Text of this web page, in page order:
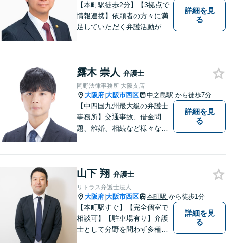
【本町駅徒歩2分】【3拠点で
情報連携】依頼者の方々に満
足していただく弁護活動がモ
す。お細いごとがあればまず
はご相談ください！【初回相
談無料】
詳細を見
る
露木 崇人 弁護士
岡野法律事務所 大阪支店
大阪府|大阪市西区 中之島駅 から徒歩7分
【中四国九州最大級の弁護士
事務所】交通事故、借金問
題、離婚、相続など様々な問
い！
詳細を見
る
山下 翔 弁護士
リトラス弁護士法人
大阪府|大阪市西区 本町駅 から徒歩1分
【本町駅すぐ】【完全個室で
相談可】【駐車場有り】弁護
士として分野を問わず多種多
詳細を見
る